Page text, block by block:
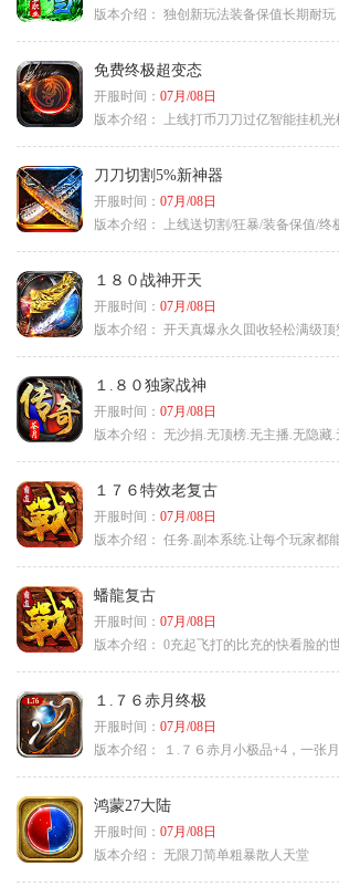
版本介绍： 独创新玩法装备保值长期耐玩
免费终极超变态
开服时间： 07月/08日
版本介绍：
上线打币刀刀过亿智能挂机
刀刀切割5%新神器
开服时间： 07月/08日
版本介绍：
上线送切割/狂暴/装备保值/终
１８０战神开天
开服时间： 07月/08日
版本介绍： 开天真爆永久囬收轻松满级顶
１.８０独家战神
开服时间： 07月/08日
版本介绍： 无沙捐.无顶榜.无主播.无隐藏.
１７６特效老复古
开服时间： 07月/08日
版本介绍： 任务.副本系统.让每个玩家都能打终
蟠龍复古
开服时间： 07月/08日
版本介绍： 0充起飞打的比充的快看脸的
１.７６赤月终极
开服时间： 07月/08日
版本介绍：
１.７６赤月小极品+4，一张月卡
鸿蒙27大陆
开服时间： 07月/08日
版本介绍： 无限刀简单粗暴散人天堂